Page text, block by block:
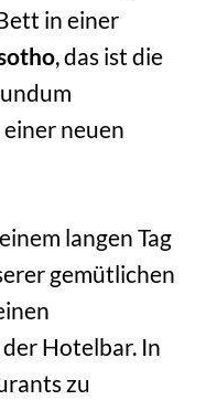
in einer
, das ist die
neuen
langen Tag
gemütlichen
Hotelbar. In
zu